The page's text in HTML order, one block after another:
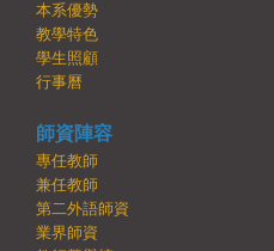
本系優勢
教學特色
學生照顧
行事曆
師資陣容
專任教師
兼任教師
第二外語師資
業界師資